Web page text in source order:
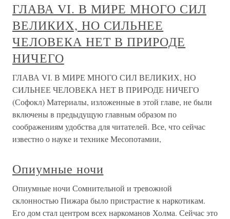
ГЛАВА VI. В МИРЕ МНОГО СИЛ
ВЕЛИКИХ, НО СИЛЬНЕЕ
ЧЕЛОВЕКА НЕТ В ПРИРОДЕ
НИЧЕГО
ГЛАВА VI. В МИРЕ МНОГО СИЛ ВЕЛИКИХ, НО
СИЛЬНЕЕ ЧЕЛОВЕКА НЕТ В ПРИРОДЕ НИЧЕГО
(Софокл) Материалы, изложенные в этой главе, не были
включены в предыдущую главным образом по
соображениям удобства для читателей. Все, что сейчас
известно о науке и технике Месопотамии,
Опиумные ночи
Опиумные ночи Сомнительной и тревожной
склонностью Пижара было пристрастие к наркотикам.
Его дом стал центром всех наркоманов Холма. Сейчас это